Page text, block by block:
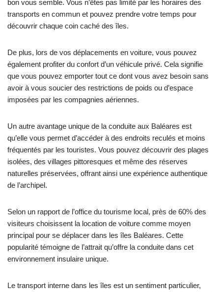
bon vous semble. Vous n’êtes pas limité par les horaires des
transports en commun et pouvez prendre votre temps pour
découvrir chaque coin caché des îles.
De plus, lors de vos déplacements en voiture, vous pouvez
également profiter du confort d’un véhicule privé. Cela signifie
que vous pouvez emporter tout ce dont vous avez besoin sans
avoir à vous soucier des restrictions de poids ou d’espace
imposées par les compagnies aériennes.
Un autre avantage unique de la conduite aux Baléares est
qu’elle vous permet d’accéder à des endroits reculés et moins
fréquentés par les touristes. Vous pouvez découvrir des plages
isolées, des villages pittoresques et même des réserves
naturelles préservées, offrant ainsi une expérience authentique
de l’archipel.
Selon un rapport de l’office du tourisme local, près de 60% des
visiteurs choisissent la location de voiture comme moyen
principal pour se déplacer dans les îles Baléares. Cette
popularité témoigne de l’attrait qu’offre la conduite dans cet
environnement insulaire unique.
Le transport interne dans les îles est un sentiment particulier,